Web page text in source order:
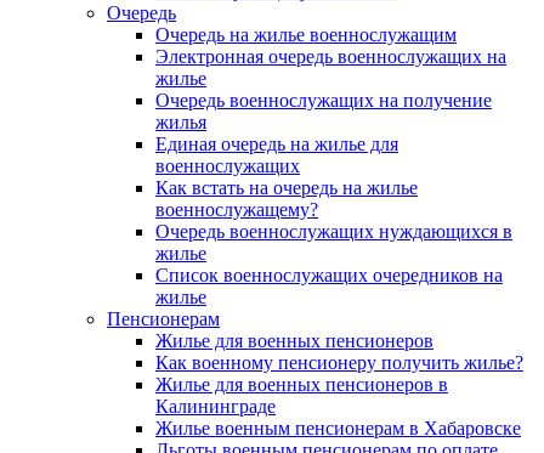
Очередь
Очередь на жилье военнослужащим
Электронная очередь военнослужащих на
жилье
Очередь военнослужащих на получение
жилья
Единая очередь на жилье для
военнослужащих
Как встать на очередь на жилье
военнослужащему?
Очередь военнослужащих нуждающихся в
жилье
Список военнослужащих очередников на
жилье
Пенсионерам
Жилье для военных пенсионеров
Как военному пенсионеру получить жилье?
Жилье для военных пенсионеров в
Калининграде
Жилье военным пенсионерам в Хабаровске